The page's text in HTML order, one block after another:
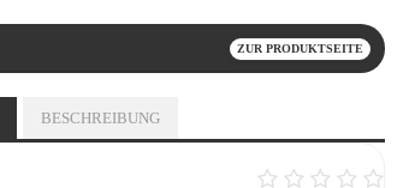
ZUR PRODUKTSEITE
BESCHREIBUNG